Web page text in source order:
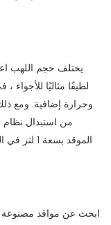
يختلف حجم اللهب
لطيفًا مثاليًا
وحرارة إضافية. ومع
من استبدال نظام
ابحث عن مواقد مصنوعة